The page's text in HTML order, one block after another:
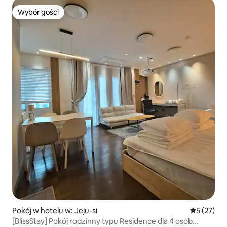
Wybór gości
Wybór gości
Pokój w hotelu w: Jeju-si Średnia
5 (27)
[BlissStay] Pokój rodzinny typu Residence dla 4 osób